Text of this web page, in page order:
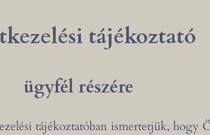
tájékoztató
ügyfél részére
tájékoztatóban ismertetjük, hogy